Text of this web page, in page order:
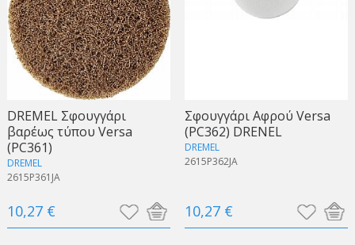
DREMEL Σφουγγάρι
βαρέως τύπου Versa
(PC361)
DREMEL
2615P361JA
10,27 €
Σφουγγάρι Aφρού Versa
(PC362) DRENEL
DREMEL
2615P362JA
10,27 €